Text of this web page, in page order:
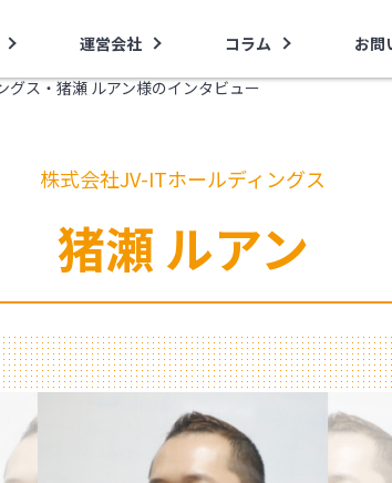
運営会社 コラム お問
グス・猪瀬 ルアン様のインタビュー
株式会社JV-ITホールディングス
猪瀬 ルアン